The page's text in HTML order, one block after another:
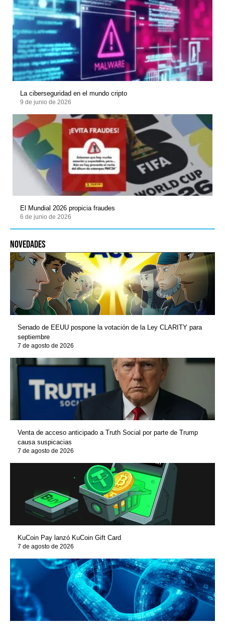
La ciberseguridad en el mundo cripto
9 de junio de 2026
El Mundial 2026 propicia fraudes
6 de junio de 2026
novedades
Senado de EEUU pospone la votación de la Ley CLARITY para
septiembre
7 de agosto de 2026
Venta de acceso anticipado a Truth Social por parte de Trump
causa suspicacias
7 de agosto de 2026
KuCoin Pay lanzó KuCoin Gift Card
7 de agosto de 2026